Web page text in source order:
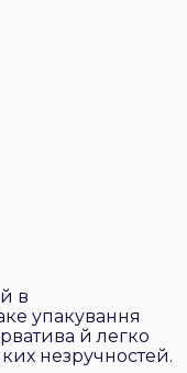
в
упакування
й легко
незручностей.